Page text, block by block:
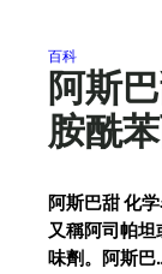
百科
阿斯
胺酰
阿斯巴甜 化
又稱阿司帕
味劑。阿斯巴